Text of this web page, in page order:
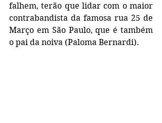
falhem, terão que lidar com o maior
contrabandista da famosa rua 25 de
Março em São Paulo, que é também
o pai da noiva (Paloma Bernardi).